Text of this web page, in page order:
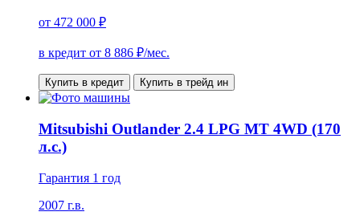
от 472 000 ₽
в кредит от 8 886 ₽/мес.
Купить в кредит Купить в трейд ин
Mitsubishi Outlander 2.4 LPG MT 4WD (170
л.с.)
Гарантия 1 год
2007 г.в.